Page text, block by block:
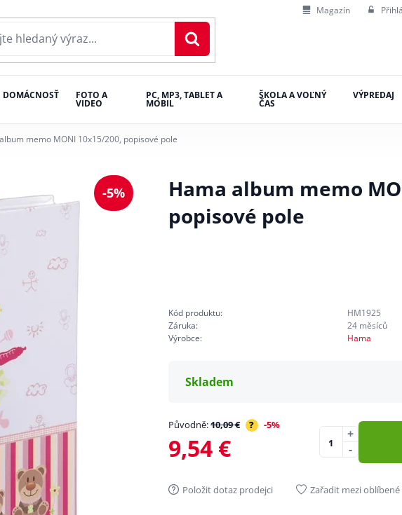
Magazín
DOMÁCNOSŤ FOTO A
VIDEO
PC, MP3, TABLET A
MOBIL
ŠKOLA A VOĽNÝ
ČAS
VÝPREDAJ
memo MONI 10x15/200, popisové pole
-5%
Hama album memo
popisové pole
Kód produktu:
HM1925
Záruka:
24 měsíců
Výrobce:
Hama
Skladem
Původně:10,09 € ? -5%
9,54 € -
+
Položit dotaz prodejci Zařadit mezi oblíbené